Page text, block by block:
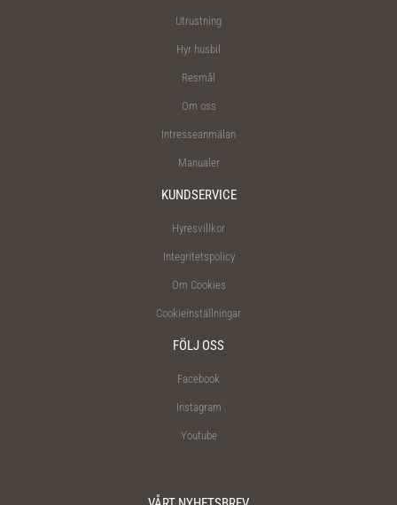
Utrustning
Hyr husbil
Resmål
Om oss
Intresseanmälan
Manualer
KUNDSERVICE
Hyresvillkor
Integritetspolicy
Om Cookies
Cookieinställningar
FÖLJ OSS
Facebook
Instagram
Youtube